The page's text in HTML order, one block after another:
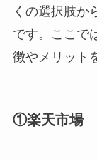
くの選択肢か
です。ここで
徴やメリット
①楽天市場